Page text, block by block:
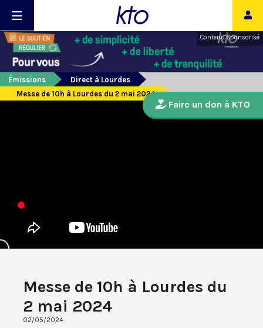
Contenu sponsorisé
Émissions
Direct à Lourdes
Messe de 10h à Lourdes du 2 mai 2024
Messe de 10h à Lourdes du
2 mai 2024
02/05/2024
Faire un don à KTO